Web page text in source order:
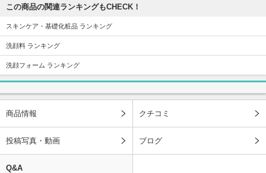
この商品の関連ランキングもCHECK！
スキンケア・基礎化粧品 ランキング
洗顔料 ランキング
洗顔フォーム ランキング
商品情報 クチコミ
投稿写真・動画 ブログ
Q&A